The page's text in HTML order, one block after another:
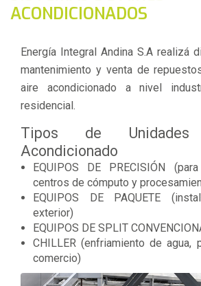
ACONDICIONADOS
Energía Integral Andina S.A realizá
mantenimiento y venta de
aire acondicionado a nivel
residencial.
Tipos de
Acondicionado
EQUIPOS DE PRECISIÓN
centros de cómputo y
EQUIPOS DE PAQUETE
exterior)
EQUIPOS DE SPLIT
CHILLER (enfriamiento de agua,
comercio)